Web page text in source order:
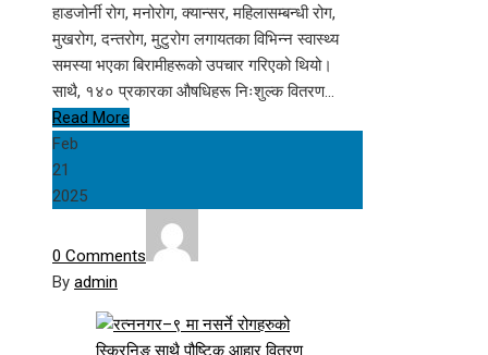
हाडजोर्नी रोग, मनोरोग, क्यान्सर, महिलासम्बन्धी रोग,
मुखरोग, दन्तरोग, मुटुरोग लगायतका विभिन्न स्वास्थ्य
समस्या भएका बिरामीहरूको उपचार गरिएको थियो।
साथै, १४० प्रकारका औषधिहरू निःशुल्क वितरण…
Read More
Feb
21
2025
0 Comments
By admin